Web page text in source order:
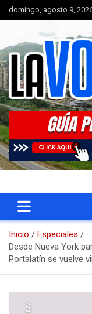
Saltar
al
domingo, agosto 9,
La Voz
Portal de noticias
LA
Inicio
Especiales
Desde Nueva York
Portalatín se vuelve